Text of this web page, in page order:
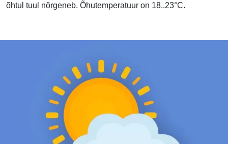
õhtul tuul nõrgeneb. Õhutemperatuur on 18..23°C.